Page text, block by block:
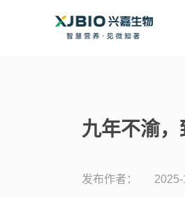
九年不渝
发布作者： 2025-